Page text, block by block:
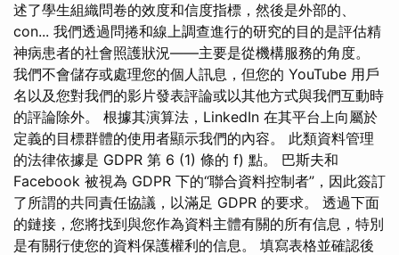
述了學生組織問卷的效度和信度指標，然後是外部的、
con... 我們透過問捲和線上調查進行的研究的目的是評估精
神病患者的社會照護狀況——主要是從機構服務的角度。
我們不會儲存或處理您的個人訊息，但您的 YouTube 用戶
名以及您對我們的影片發表評論或以其他方式與我們互動時
的評論除外。 根據其演算法，LinkedIn 在其平台上向屬於
定義的目標群體的使用者顯示我們的內容。 此類資料管理
的法律依據是 GDPR 第 6 (1) 條的 f) 點。 巴斯夫和
Facebook 被視為 GDPR 下的“聯合資料控制者”，因此簽訂
了所謂的共同責任協議，以滿足 GDPR 的要求。 透過下面
的鏈接，您將找到與您作為資料主體有關的所有信息，特別
是有關行使您的資料保護權利的信息。 填寫表格並確認後